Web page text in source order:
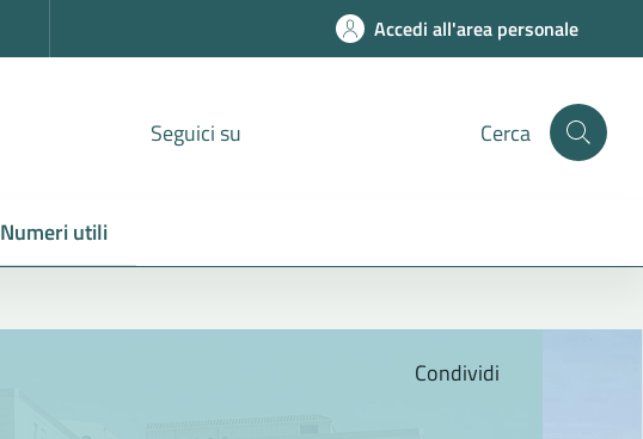
Accedi all'area personale
Seguici su Cerca
Numeri utili
Condividi